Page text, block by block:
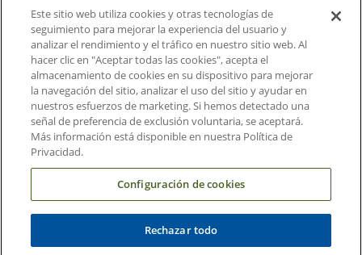
Información y contacto
Acerca de Duke Health
Contáctenos
Carreras en Duke Health
Sala de Prensa de Duke Health
Suscripción al Correo Electrónico
Médicos Derivadores
Enlaces relacionados
Este sitio web utiliza cookies y otras tecnologías de
seguimiento para mejorar la experiencia del usuario y
analizar el rendimiento y el tráfico en nuestro sitio web. Al
hacer clic en "Aceptar todas las cookies", acepta el
almacenamiento de cookies en su dispositivo para mejorar
la navegación del sitio, analizar el uso del sitio y ayudar en
nuestros esfuerzos de marketing. Si hemos detectado una
señal de preferencia de exclusión voluntaria, se aceptará.
Más información está disponible en nuestra Política de
Privacidad.
Configuración de cookies
Rechazar todo